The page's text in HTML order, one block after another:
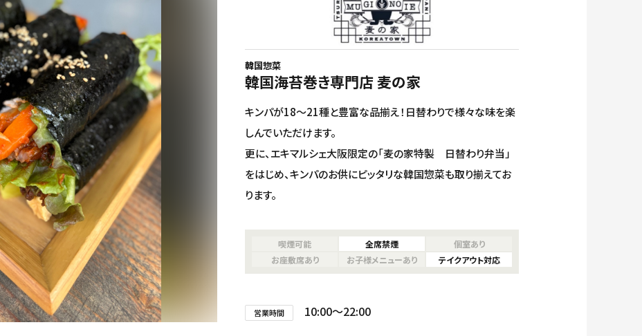
グルメ イベント ガイド
韓国惣菜
韓国海苔巻き専門店 麦の家
キンパが18～21種と豊富な品揃え！日替わりで様々な味を楽
しんでいただけます。
更に、エキマルシェ大阪限定の「麦の家特製 日替わり弁当」
をはじめ、キンパのお供にピッタリな韓国惣菜も取り揃えてお
ります。
喫煙可能 全席禁煙
個室あり
お座敷席あり
お子様メニューあり テイクアウト対応
営業時間 10:00 22:00